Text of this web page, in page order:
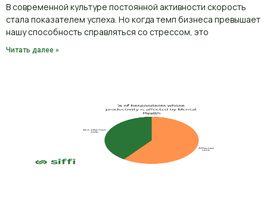
В современной культуре постоянной активности скорость
стала показателем успеха. Но когда темп бизнеса превышает
нашу способность справляться со стрессом, это
Читать далее »